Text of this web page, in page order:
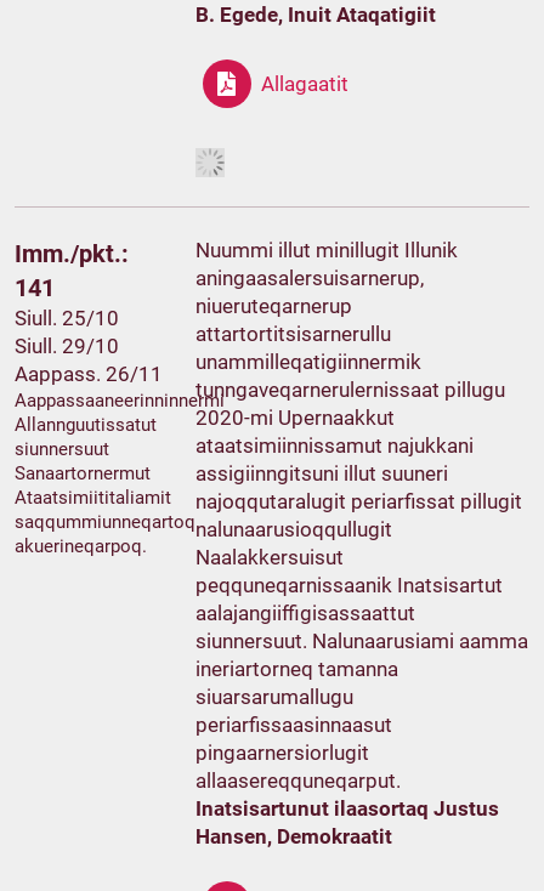
B. Egede, Inuit Ataqatigiit
Allagaatit
Imm./pkt.:
141
Siull. 25/10
Siull. 29/10
Aappass. 26/11
Aappassaaneerinninnermi
Allannguutissatut
siunnersuut
Sanaartornermut
Ataatsimiititaliamit
saqqummiunneqartoq
akuerineqarpoq.
Nuummi illut minillugit Illunik
aningaasalersuisarnerup,
niueruteqarnerup
attartortitsisarnerullu
unammilleqatigiinnermik
tunngaveqarnerulernissaat pillugu
2020-mi Upernaakkut
ataatsimiinnissamut najukkani
assigiinngitsuni illut suuneri
najoqqutaralugit periarfissat pillugit
nalunaarusioqqullugit
Naalakkersuisut
peqquneqarnissaanik Inatsisartut
aalajangiiffigisassaattut
siunnersuut. Nalunaarusiami aamma
ineriartorneq tamanna
siuarsarumallugu
periarfissaasinnaasut
pingaarnersiorlugit
allaasereqquneqarput.
Inatsisartunut ilaasortaq Justus
Hansen, Demokraatit